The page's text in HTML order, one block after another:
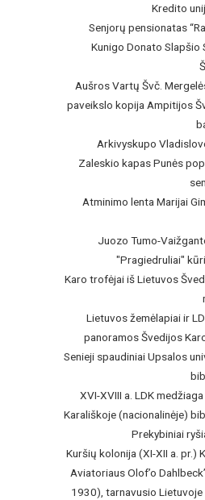
Kredito
Senjorų pensionatas
Kunigo Donato Slapšio
Aušros Vartų Švč.
paveikslo kopija Ampitijos
Arkivyskupo
Zaleskio kapas Punės
Atminimo lenta Marijai
Juozo Tumo-
"Pragiedruliai"
Karo trofėjai iš Lietuvos
Lietuvos žemėlapiai ir
panoramos Švedijos
Senieji spaudiniai Upsalos
XVI-XVIII a. LDK
Karališkoje (nacionalinėje)
Prekybiniai
Kuršių kolonija (XI-XII a. pr.)
Aviatoriaus Olof’o
1930), tarnavusio Lietuvoje